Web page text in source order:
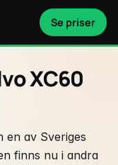
Se priser
XC60
en av Sveriges
finns nu i andra